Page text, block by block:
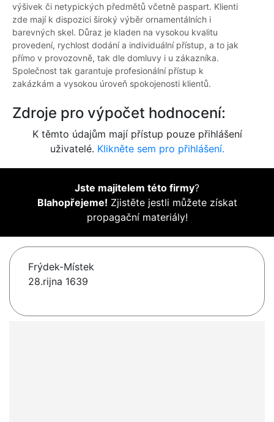
výšivek či netypických předmětů včetně paspart. Klienti
zde mají k dispozici široký výběr ornamentálních i
barevných skel. Důraz je kladen na vysokou kvalitu
provedení, rychlost dodání a individuální přístup, a to jak
přímo v provozovně, tak dle domluvy i u zákazníka.
Společnost tak garantuje profesionální přístup k
zakázkám a vysokou úroveň spokojenosti klientů.
Zdroje pro výpočet hodnocení:
K těmto údajům mají přístup pouze přihlášení
uživatelé. Klikněte sem pro přihlášení.
Jste majitelem této firmy?
Blahopřejeme! Zjistěte jestli můžete získat
propagační materiály!
Frýdek-Místek
28.rijna 1639